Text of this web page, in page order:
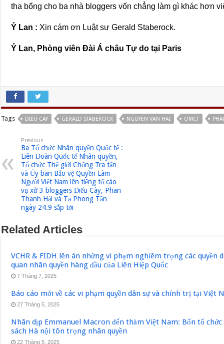
tha bổng cho ba nhà bloggers vốn chẳng làm gì khác hơn
Ỷ Lan : Xin cám ơn Luật sư Gerald Staberock.
Ỷ Lan, Phòng viên Đài Á châu Tự do tại Paris
Tags DIEU CAY GERALD STABEROCK NGUYEN VAN HAI OMCT
Previous
Ba Tổ chức Nhân quyền Quốc tế :
Liên Đoàn Quốc tế Nhân quyền,
Tổ chức Thế giới Chống Tra tấn
và Ủy ban Bảo vệ Quyền Làm
Người Việt Nam lên tiếng tố cáo
vụ xử 3 bloggers Điếu Cày, Phan
Thanh Hải và Tạ Phong Tần
ngày 24.9 sắp tới
Related Articles
VCHR & FIDH lên án những vi phạm nghiêm trọng các quyền
quan nhân quyền hàng đầu của Liên Hiệp Quốc
7 Tháng 7, 2025
Báo cáo mới về các vi phạm quyền dân sự và chính trị tại Việt
27 Tháng 5, 2025
Nhân dịp Emmanuel Macron đến thăm Việt Nam: Bốn tổ
sách Hà nội tôn trọng nhân quyền
22 Tháng 5, 2025